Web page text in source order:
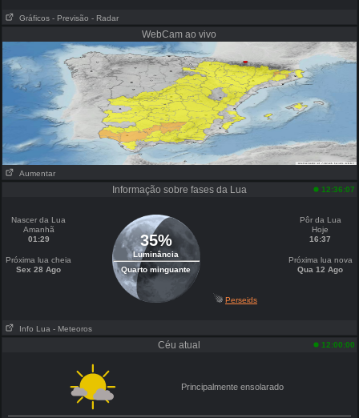
Gráficos - Previsão - Radar
WebCam ao vivo
Aumentar
Informação sobre fases da Lua 12:36:07
Nascer da Lua
Amanhã
01:29
Próxima lua cheia
Sex 28 Ago
35%
Luminância
Quarto minguante
Pôr da Lua
Hoje
16:37
Próxima lua nova
Qua 12 Ago
Perseids
Info Lua - Meteoros
Céu atual 12:00:00
Principalmente ensolarado